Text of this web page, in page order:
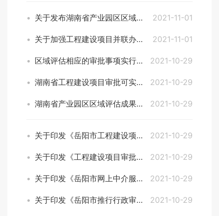
关于发布湖南省产业园区区域评估工作成果（第二批）的通告 2021-11-01
关于加强工程建设项目并联办理提高审批便利度的通知 2021-11-01
区域评估相应的审批事项实行告知承诺制的告知承诺书示范模板 2021-10-29
湖南省工程建设项目审批可实行告知承诺制的审批事项清单（第一批） 2021-10-29
湖南省产业园区区域评估成果公示清单表 2021-10-29
关于印发《岳阳市工程建设项目审批制度改革工作方案》的通知 2021-10-29
关于印发《工程建设项目审批制度深化改革 实施方案》的通知 2021-10-29
关于印发《岳阳市网上中介服务超市实施细则》的通知 2021-10-29
关于印发《岳阳市推行行政审批中介服务超市工作方案》的通知 2021-10-29